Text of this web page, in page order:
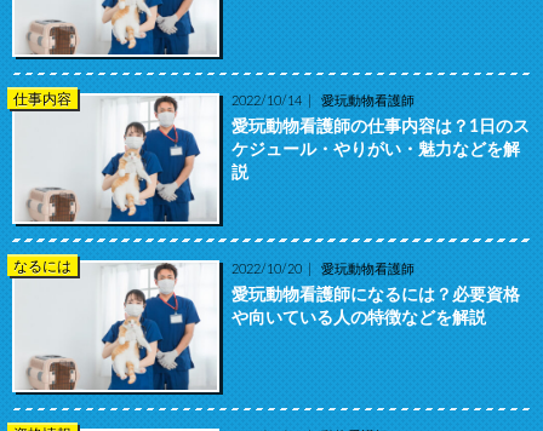
仕事内容 2022/10/14 愛玩動物看護師
愛玩動物看護師の仕事内容は？1日のス
ケジュール・やりがい・魅力などを解
説
なるには 2022/10/20 愛玩動物看護師
愛玩動物看護師になるには？必要資格
や向いている人の特徴などを解説